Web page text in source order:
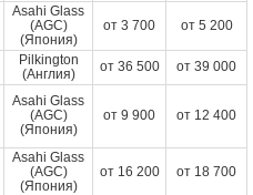
Asahi Glass
(AGC)
(Япония)
от 3 700 от 5 200
Pilkington
(Англия)
от 36 500 от 39 000
Asahi Glass
(AGC)
(Япония)
от 9 900 от 12 400
Asahi Glass
(AGC)
(Япония)
от 16 200 от 18 700